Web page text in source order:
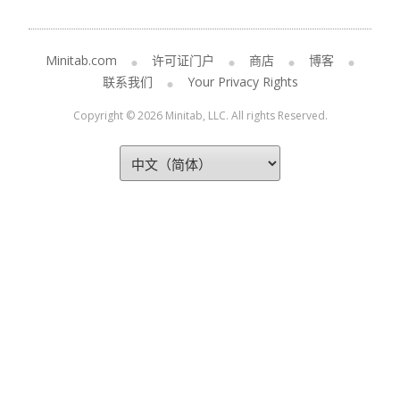
Minitab.com 许可证门户 商店
博客
联系我们
Your Privacy Rights
Copyright © 2026 Minitab, LLC. All rights Reserved.